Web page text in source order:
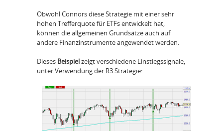
Obwohl Connors diese Strategie mit einer sehr
hohen Trefferquote für ETFs entwickelt hat,
können die allgemeinen Grundsätze auch auf
andere Finanzinstrumente angewendet werden.
Dieses Beispielzeigt verschiedene Einstiegssignale,
unter Verwendung der R3 Strategie: